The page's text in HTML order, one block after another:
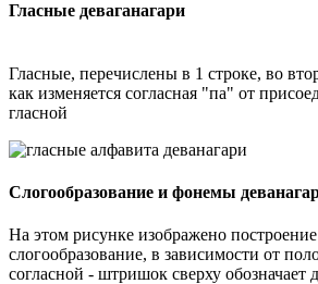
Гласные деваганагари
Гласные, перечислены в 1 строке, во
как изменяется согласная "па" от
гласной
Слогообразование и фонемы
На этом рисунке изображено построение
слогообразование, в зависимости от
согласной - штришок сверху обозначает